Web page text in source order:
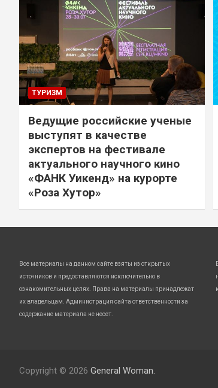
ТУРИЗМ
Ведущие российские ученые
выступят в качестве
экспертов на фестивале
актуального научного кино
«ФАНК Уикенд» на курорте
«Роза Хутор»
Все материалы на данном сайте взяты из открытых
источников и предоставляются исключительно в
ознакомительных целях. Права на материалы принадлежат
их владельцам. Администрация сайта ответственности за
содержание материала не несет.
Copyright © 2026 General Woman.